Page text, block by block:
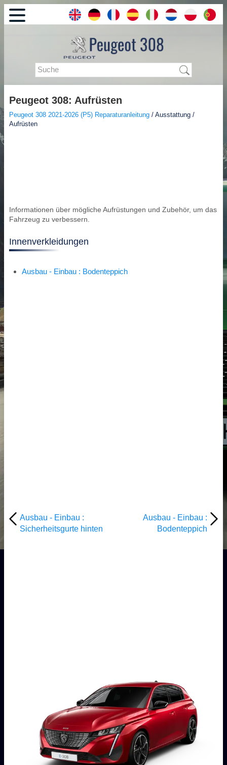
Peugeot 308: Aufrüsten
Peugeot 308 2021-2026 (P5) Reparaturanleitung / Ausstattung /
Aufrüsten
Informationen über mögliche Aufrüstungen und Zubehör, um das
Fahrzeug zu verbessern.
Innenverkleidungen
Ausbau - Einbau : Bodenteppich
Ausbau - Einbau :
Sicherheitsgurte hinten
Ausbau - Einbau :
Bodenteppich